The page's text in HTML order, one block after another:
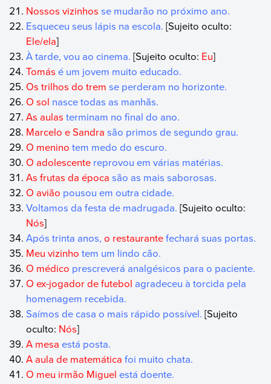
Nossos vizinhos se mudarão no próximo ano.
Esqueceu seus lápis na escola. [Sujeito oculto:
Ele/ela]
À tarde, vou ao cinema. [Sujeito oculto: Eu]
Tomás é um jovem muito educado.
Os trilhos do trem se perderam no horizonte.
O sol nasce todas as manhãs.
As aulas terminam no final do ano.
Marcelo e Sandra são primos de segundo grau.
O menino tem medo do escuro.
O adolescente reprovou em várias matérias.
As frutas da épocasão as mais saborosas.
O avião pousou em outra cidade.
Voltamos da festa de madrugada. [Sujeito oculto:
Nós]
Após trinta anos, o restaurantefechará suas portas.
Meu vizinho tem um lindo cão.
O médico prescreverá analgésicos para o paciente.
O ex-jogador de futebolagradeceu à torcida pela
homenagem recebida.
Saímos de casa o mais rápido possível. [Sujeito
oculto: Nós]
A mesa está posta.
A aula de matemática foi muito chata.
O meu irmão Miguelestá doente.